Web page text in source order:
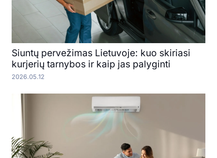
Siuntų pervežimas Lietuvoje: kuo skiriasi
kurjerių tarnybos ir kaip jas palyginti
2026.05.12